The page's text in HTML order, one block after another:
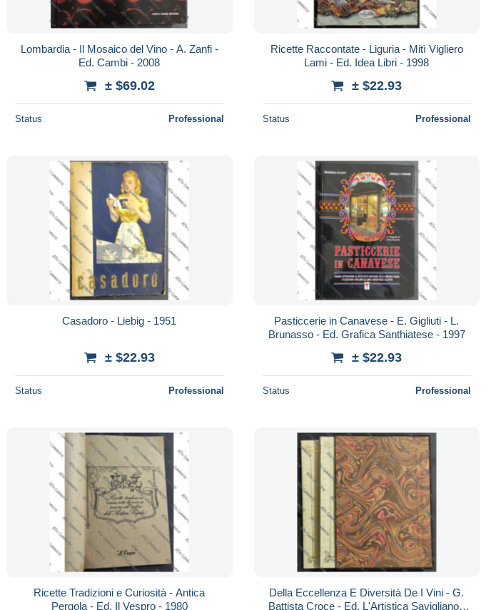
Lombardia - Il Mosaico del Vino - A. Zanfi -
Ed. Cambi - 2008
± $69.02
Status Professional
Ricette Raccontate - Liguria - Mitì Vigliero
Lami - Ed. Idea Libri - 1998
± $22.93
Status Professional
Casadoro - Liebig - 1951
± $22.93
Status Professional
Pasticcerie in Canavese - E. Gigliuti - L.
Brunasso - Ed. Grafica Santhiatese - 1997
± $22.93
Status Professional
Ricette Tradizioni e Curiosità - Antica
Pergola - Ed. Il Vespro - 1980
Della Eccellenza E Diversità De I Vini - G.
Battista Croce - Ed. L'Artistica Savigliano -